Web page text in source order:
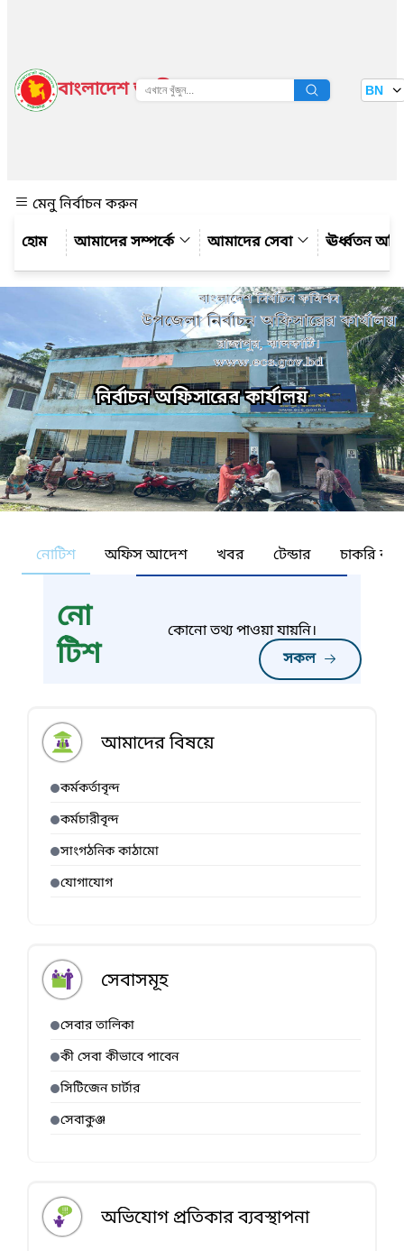
বাংলাদেশ জাতীয় তথ্য বাতায়ন BN
মেনু নির্বাচন করুন
আমাদের সম্পর্কে
আমাদের সেবা ঊর্ধ্বতন
নির্বাচন অফিসারের কার্যালয়
নোটিশ অফিস আদেশ খবর টেন্ডার চাকরি
নো
টিশ
সকল
কোনো তথ্য পাওয়া যায়নি।
আমাদের বিষয়ে
কর্মকর্তাবৃন্দ
কর্মচারীবৃন্দ
সাংগঠনিক কাঠামো
যোগাযোগ
সেবাসমূহ
সেবার তালিকা
কী সেবা কীভাবে পাবেন
সিটিজেন চার্টার
সেবাকুঞ্জ
অভিযোগ প্রতিকার ব্যবস্থাপনা